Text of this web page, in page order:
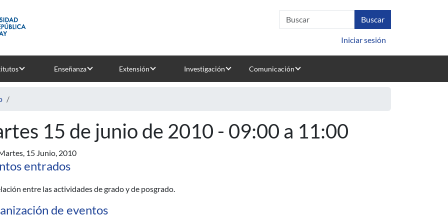
Iniciar sesión
Enseñanza Extensión Investigación Comunicación
15 de junio de 2010 - 09:00 a 11:00
15 Junio, 2010
entrados
entre las actividades de grado y de posgrado.
de eventos